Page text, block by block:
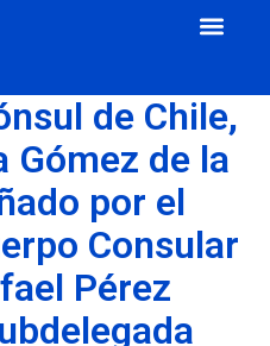
de Chile,
Gómez de la
por el
Consular
Pérez